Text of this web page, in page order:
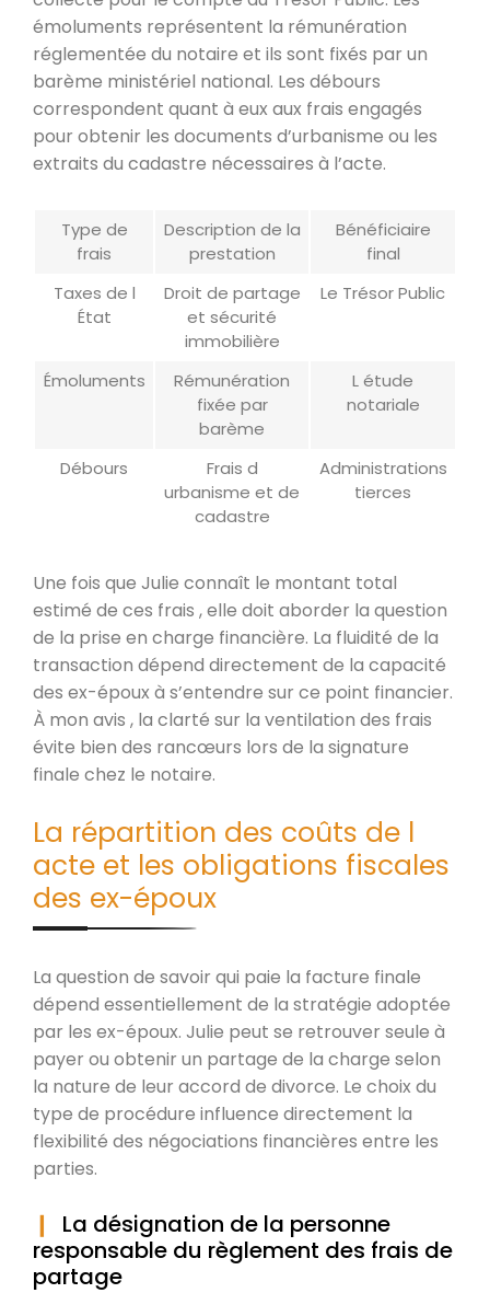
émoluments représentent la rémunération
réglementée du notaire et ils sont fixés par un
barème ministériel national. Les débours
correspondent quant à eux aux frais engagés
pour obtenir les documents d’urbanisme ou les
extraits du cadastre nécessaires à l’acte.
Type de
frais
Description de la
prestation
Bénéficiaire
final
Taxes de l
État
Droit de partage
et sécurité
immobilière
Le Trésor Public
Émoluments
Rémunération
fixée par
barème
L étude
notariale
Débours
Frais d
urbanisme et de
cadastre
Administrations
tierces
Une fois que Julie connaît le montant total
estimé de ces frais , elle doit aborder la question
de la prise en charge financière. La fluidité de la
transaction dépend directement de la capacité
des ex-époux à s’entendre sur ce point financier.
À mon avis , la clarté sur la ventilation des frais
évite bien des rancœurs lors de la signature
finale chez le notaire.
La répartition des coûts de l
acte et les obligations fiscales
des ex-époux
La question de savoir qui paie la facture finale
dépend essentiellement de la stratégie adoptée
par les ex-époux. Julie peut se retrouver seule à
payer ou obtenir un partage de la charge selon
la nature de leur accord de divorce. Le choix du
type de procédure influence directement la
flexibilité des négociations financières entre les
parties.
La désignation de la personne
responsable du règlement des frais de
partage